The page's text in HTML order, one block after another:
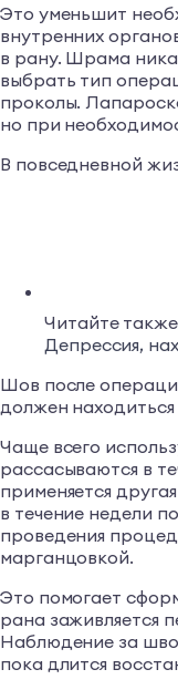
Это уменьшит
внутренних
в рану. Шрама
выбрать тип
проколы.
но при
В повседневной
Читайте
Депрессия,
Шов после
должен
Чаще всего
рассасываются в
применяется
в течение недели
проведения
марганцовкой.
Это помогает
рана заживляется
Наблюдение за
пока длится